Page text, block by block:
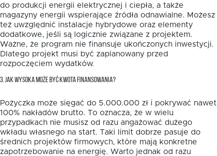
do produkcji energii elektrycznej i ciepła, a także
magazyny energii wspierające źródła odnawialne. Możesz
też uwzględnić instalacje hybrydowe oraz elementy
dodatkowe, jeśli są logicznie związane z projektem.
Ważne, że program nie finansuje ukończonych inwestycji.
Dlatego projekt musi być zaplanowany przed
rozpoczęciem wydatków.
3. JAK WYSOKA MOŻE BYĆ KWOTA FINANSOWANIA?
Pożyczka może sięgać do 5.000.000 zł i pokrywać nawet
100% nakładów brutto. To oznacza, że w wielu
przypadkach nie musisz od razu angażować dużego
wkładu własnego na start. Taki limit dobrze pasuje do
średnich projektów firmowych, które mają konkretne
zapotrzebowanie na energię. Warto jednak od razu